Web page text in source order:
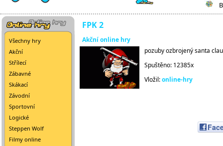
Všechny hry
Akční
Střílecí
Zábavné
Skákací
Závodní
Sportovní
Logické
Steppen Wolf
Filmy online
FPK 2
Akční online hry
pozuby ozbrojený santa
Spuštěno: 12385x
Vložil:online-hry